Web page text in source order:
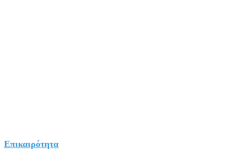
Επικαιρότητα